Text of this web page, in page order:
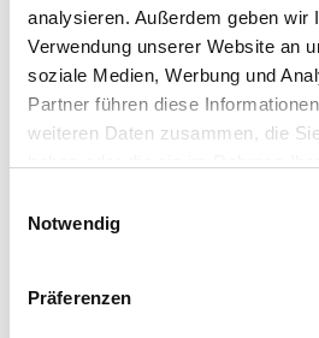
analysieren. Außerdem geben wir
Verwendung unserer Website an
soziale Medien, Werbung und
Partner führen diese
weiteren Daten zusammen, die
Cookies, wenn Sie unsere
Notwendig
Präferenzen
AHO
Arbeitskreise
Kongresse
Verein
Podcast „Streitgeflüster“